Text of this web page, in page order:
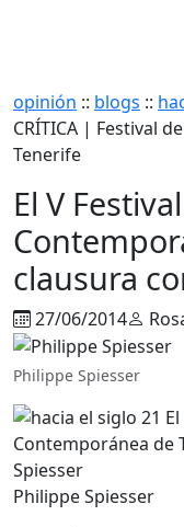
opinión :: blogs ::
CRÍTICA | Festival
Tenerife
El V
clausura
27/06/2014
Philippe Spiesser
Philippe Spiesser